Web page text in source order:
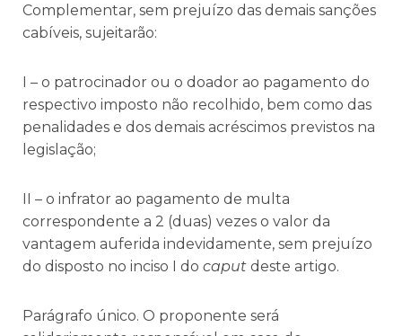
Complementar, sem prejuízo das demais sanções
cabíveis, sujeitarão:
I – o patrocinador ou o doador ao pagamento do
respectivo imposto não recolhido, bem como das
penalidades e dos demais acréscimos previstos na
legislação;
II – o infrator ao pagamento de multa
correspondente a 2 (duas) vezes o valor da
vantagem auferida indevidamente, sem prejuízo
do disposto no inciso I do caput deste artigo.
Parágrafo único. O proponente será